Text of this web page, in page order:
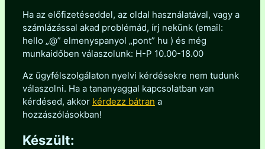
Ha az előfizetéseddel, az oldal használatával, vagy a
számlázással akad problémád, írj nekünk (email:
hello „@” elmenyspanyol „pont” hu ) és még
munkaidőben válaszolunk: H-P 10.00-18.00
Az ügyfélszolgálaton nyelvi kérdésekre nem tudunk
válaszolni. Ha a tananyaggal kapcsolatban van
kérdésed, akkor kérdezz bátran a
hozzászólásokban!
Készült: